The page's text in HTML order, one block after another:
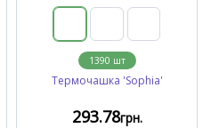
1390 шт
Термочашка 'Sophia'
293.78грн.